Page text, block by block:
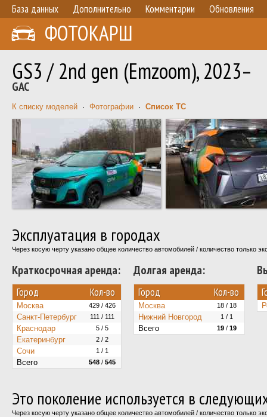
База данных Дополнительно Комментарии Обновления
ФОТОКАРШ
GS3 / 2nd gen (Emzoom), 2023–
GAC
К списку моделей · Фотографии · Список ТС
Эксплуатация в городах
Через косую черту указано общее количество автомобилей / количество только
Краткосрочная аренда:
Город Кол-во
Москва 429 / 426
Санкт-Петербург 111 / 111
Краснодар 5 / 5
Екатеринбург 2 / 2
Сочи 1 / 1
Всего 548 / 545
Долгая аренда:
Город Кол-во
Москва 18 / 18
Нижний Новгород 1 / 1
Всего 19/ 19
Это поколение используется в
Через косую черту указано общее количество автомобилей / количество только